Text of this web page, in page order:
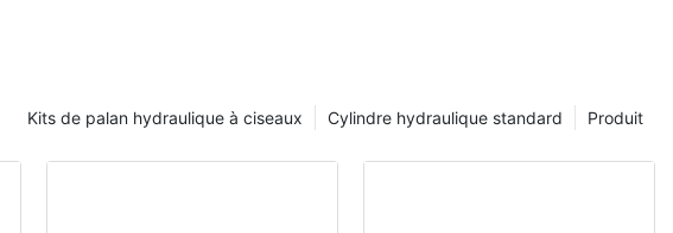
Produit
Cylindre hydraulique standard
Kits de palan hydraulique à ciseaux